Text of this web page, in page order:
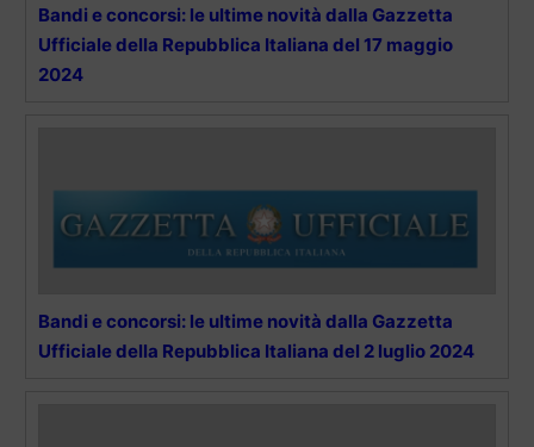
Bandi e concorsi: le ultime novità dalla Gazzetta
Ufficiale della Repubblica Italiana del 17 maggio
2024
Bandi e concorsi: le ultime novità dalla Gazzetta
Ufficiale della Repubblica Italiana del 2 luglio 2024